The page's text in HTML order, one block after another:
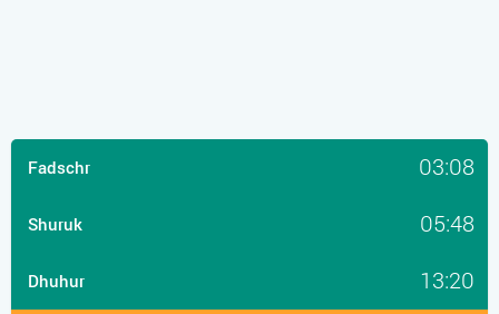
Fadschr 03:08
Shuruk 05:48
Dhuhur 13:20